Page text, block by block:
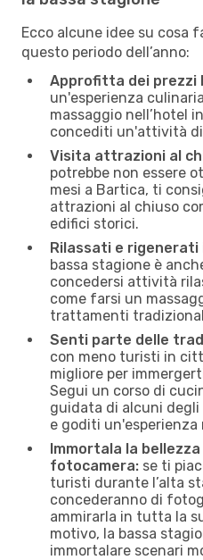
Ecco alcune idee su cosa
questo periodo dell’anno:
Approfitta dei prezzi
un'esperienza
massaggio nell’hotel
concediti un'attività di
Visita attrazioni al
potrebbe non essere
mesi a Bartica, ti
attrazioni al chiuso
edifici storici.
Rilassati e rigenerati
bassa stagione è
concedersi attività
come farsi un
trattamenti
Senti parte delle
con meno turisti in
migliore per
Segui un corso di
guidata di alcuni
e goditi
Immortala la
fotocamera: se ti
turisti durante l’alta
concederanno di
ammirarla in tutta la
motivo, la bassa
immortalare scenari